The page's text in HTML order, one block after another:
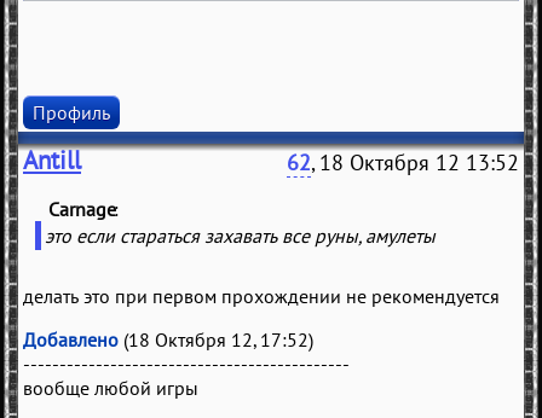
Профиль
Antill 62, 18 Октября 12 13:52
Carnage
это если стараться захавать все руны, амулеты
делать это при первом прохождении не рекомендуется
Добавлено (18 Октября 12, 17:52)
---------------------------------------------
вообще любой игры